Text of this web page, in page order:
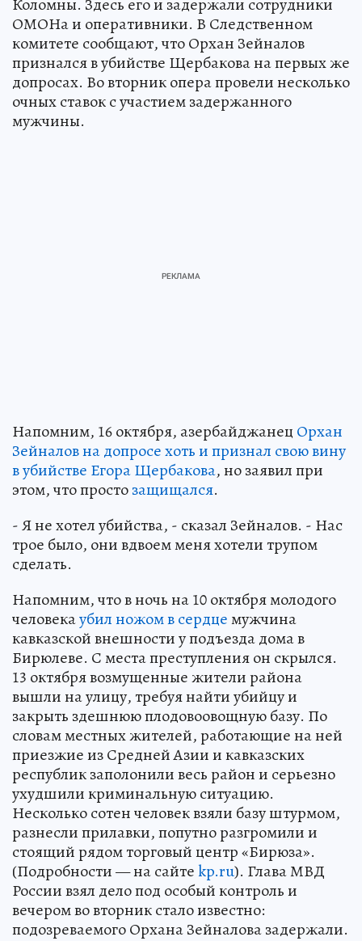
Коломны. Здесь его и задержали сотрудники
ОМОНа и оперативники. В Следственном
комитете сообщают, что Орхан Зейналов
признался в убийстве Щербакова на первых же
допросах. Во вторник опера провели несколько
очных ставок с участием задержанного
мужчины.
Напомним, 16 октября, азербайджанец Орхан
Зейналов на допросе хоть и признал свою вину
в убийстве Егора Щербакова, но заявил при
этом, что простозащищался.
- Я не хотел убийства, - сказал Зейналов. - Нас
трое было, они вдвоем меня хотели трупом
сделать.
Напомним, что в ночь на 10 октября молодого
человекаубил ножом в сердцемужчина
кавказской внешности у подъезда дома в
Бирюлеве. С места преступления он скрылся.
13 октября возмущенные жители района
вышли на улицу, требуя найти убийцу и
закрыть здешнюю плодовоовощную базу. По
словам местных жителей, работающие на ней
приезжие из Средней Азии и кавказских
республик заполонили весь район и серьезно
ухудшили криминальную ситуацию.
Несколько сотен человек взяли базу штурмом,
разнесли прилавки, попутно разгромили и
стоящий рядом торговый центр «Бирюза».
(Подробности — на сайтеkp.ru). Глава МВД
России взял дело под особый контроль и
вечером во вторник стало известно:
подозреваемого Орхана Зейналова задержали.